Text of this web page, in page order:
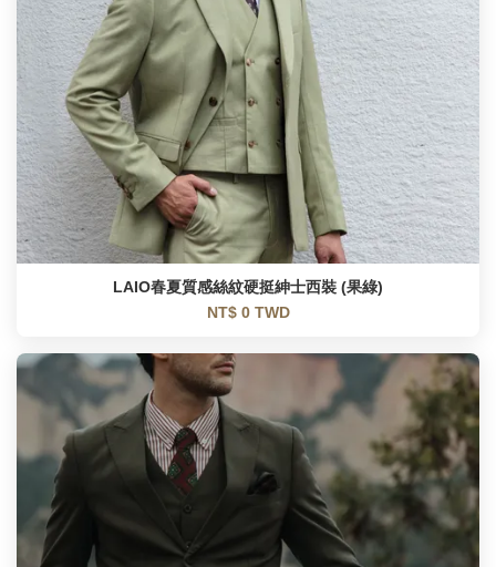
LAIO春夏質感絲紋硬挺紳士西裝 (果綠)
NT$ 0 TWD